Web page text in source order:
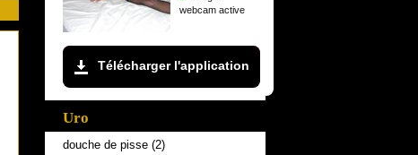
Uro
douche de pisse (2)